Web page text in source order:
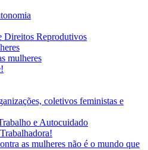
Direitos Reprodutivos
mulheres
coletivos feministas e
e Autocuidado
as mulheres não é o mundo que